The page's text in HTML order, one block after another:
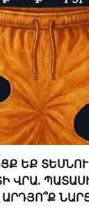
ԵՔ
ՎՐԱ.
ԱՐԴՅՈ՞Ք